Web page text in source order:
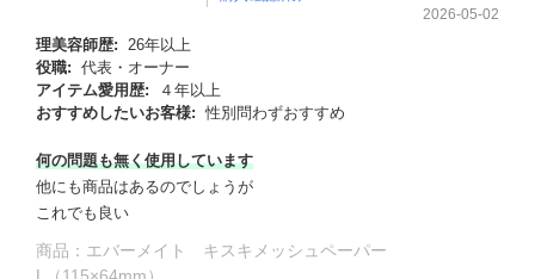
2026-05-02
理美容師歴:
26年以上
役職: 代表・オーナー
アイテム愛用歴:
４年以上
おすすめしたいお客様: 性別問わずおすすめ
何の問題も無く使用しています
他にも商品はあるのでしょうが
これでも良い
商品： エバーメイト キスキメッシュペーパー
L（115×64mm）